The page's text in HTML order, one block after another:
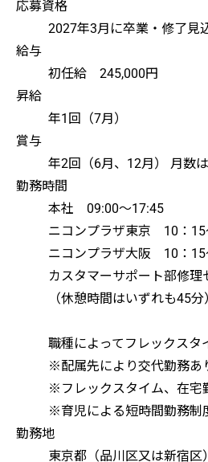
応募資格
2027年3月に卒業・修了見
給与
初任給 245,000円
昇給
年1回（7月）
賞与
年2回（6月、12月） 月数
勤務時間
本社 09:00～17:45
ニコンプラザ東京 10：15
ニコンプラザ大阪 10：15
カスタマーサポート部修
（休憩時間はいずれも45分
職種によってフレックスタ
※配属先により交代勤務あ
※フレックスタイム、在宅
※育児による短時間勤務制
勤務地
東京都（品川区又は新宿区